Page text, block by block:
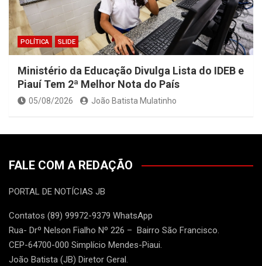
POLÍTICA SLIDE
Ministério da Educação Divulga Lista do IDEB e
Piauí Tem 2ª Melhor Nota do País
05/08/2026 João Batista Mulatinho
FALE COM A REDAÇÃO
PORTAL DE NOTÍCIAS JB
Contatos (89) 99972-9379 WhatsApp
Rua- Drº Nelson Fialho Nº 226 – Bairro São Francisco.
CEP-64700-000 Simplício Mendes-Piaui.
João Batista (JB) Diretor Geral.